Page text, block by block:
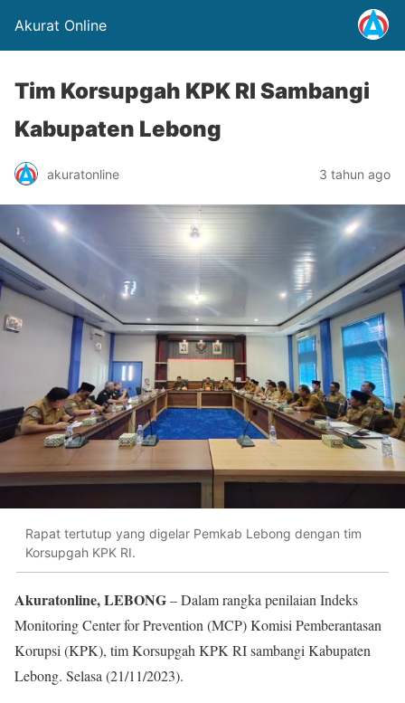
Akurat Online
Tim Korsupgah KPK RI Sambangi
Kabupaten Lebong
akuratonline 3 tahun ago
Rapat tertutup yang digelar Pemkab Lebong dengan tim
Korsupgah KPK RI.
Akuratonline, LEBONG– Dalam rangka penilaian Indeks
Monitoring Center for Prevention (MCP) Komisi Pemberantasan
Korupsi (KPK), tim Korsupgah KPK RI sambangi Kabupaten
Lebong. Selasa (21/11/2023).